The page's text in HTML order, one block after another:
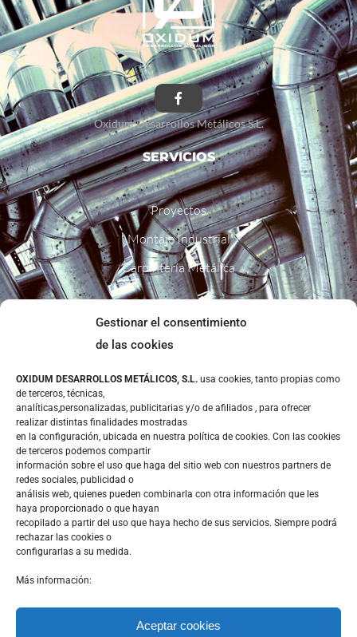
Gestionar el consentimiento
de las cookies
OXIDUM DESARROLLOS METÁLICOS, S.L. usa cookies, tanto propias como
de terceros, técnicas,
analíticas,personalizadas, publicitarias y/o de afiliados , para ofrecer
realizar distintas finalidades mostradas
en la configuración, ubicada en nuestra política de cookies. Con las cookies
de terceros podemos compartir
información sobre el uso que haga del sitio web con nuestros partners de
redes sociales, publicidad o
análisis web, quienes pueden combinarla con otra información que les
haya proporcionado o que hayan
recopilado a partir del uso que haya hecho de sus servicios. Siempre podrá
rechazar las cookies o
configurarlas a su medida.
Más información:
Aceptar cookies
Oxidum Desarrollos Metálicos S.L.
SERVICIOS
Proyectos
Montaje Industrial
Carpintería Metálica
LEGAL
Política de privacidad
Política de cookies
CONTACTO
Calle Mina la Cuarta 36 – Polígono Lo Bolarin